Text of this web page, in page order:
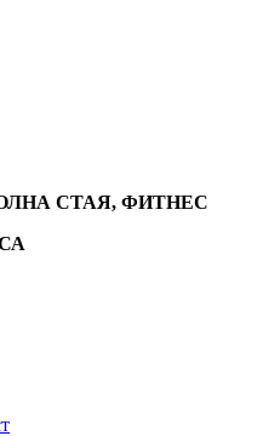
СТАЯ, ФИТНЕС